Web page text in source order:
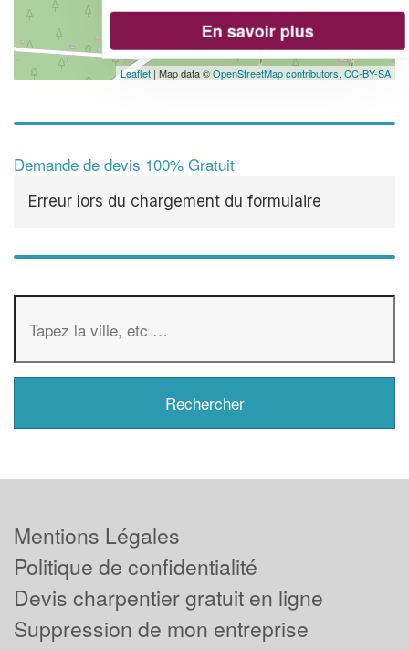
Leaflet | Map data ©OpenStreetMap contributors, CC-BY-SA
Demande de devis 100% Gratuit
Erreur lors du chargement du formulaire
En savoir plus
Mentions Légales
Politique de confidentialité
Devis charpentier gratuit en ligne
Suppression de mon entreprise